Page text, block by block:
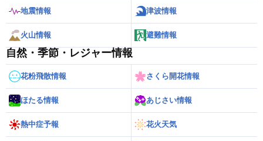
地震情報 津波情報
火山情報 避難情報
自然・季節・レジャー情報
花粉飛散情報 さくら開花情報
ほたる情報 あじさい情報
熱中症予報 花火天気